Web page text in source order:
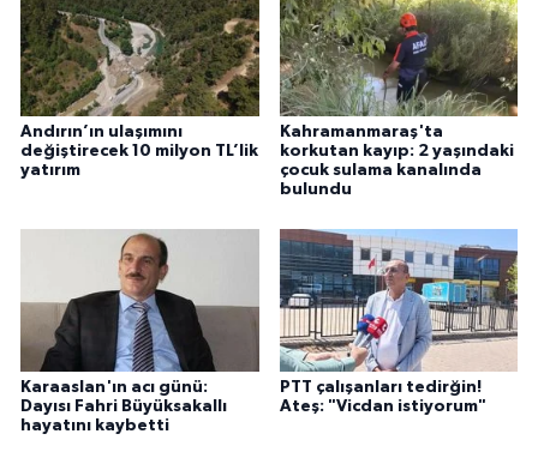
Andırın’ın ulaşımını
değiştirecek 10 milyon TL’lik
yatırım
Kahramanmaraş'ta
korkutan kayıp: 2 yaşındaki
çocuk sulama kanalında
bulundu
Karaaslan'ın acı günü:
Dayısı Fahri Büyüksakallı
hayatını kaybetti
PTT çalışanları tedirğin!
Ateş: "Vicdan istiyorum"